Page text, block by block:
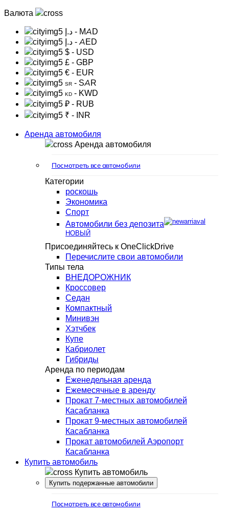
Валюта
د.إ - MAD
د.إ - AED
$ - USD
£ - GBP
€ - EUR
SR - SAR
KD - KWD
₽ - RUB
₹ - INR
Аренда автомобиля
Аренда автомобиля
Посмотреть все автомобили
Категории
роскошь
Экономика
Спорт
Автомобили без депозита
НОВЫЙ
Присоединяйтесь к OneClickDrive
Перечислите свои автомобили
Типы тела
ВНЕДОРОЖНИК
Кроссовер
Седан
Компактный
Минивэн
Хэтчбек
Купе
Кабриолет
Гибриды
Аренда по периодам
Еженедельная аренда
Ежемесячные в аренду
Прокат 7-местных автомобилей
Касабланка
Прокат 9-местных автомобилей
Касабланка
Прокат автомобилей Аэропорт
Касабланка
Купить автомобиль
Купить автомобиль
Купить подержанные автомобили
Посмотреть все автомобили